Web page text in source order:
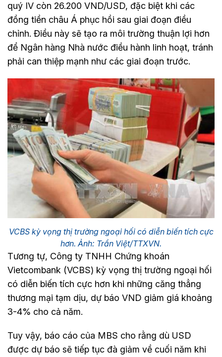
quý IV còn 26.200 VND/USD, đặc biệt khi các
đồng tiền châu Á phục hồi sau giai đoạn điều
chỉnh. Điều này sẽ tạo ra môi trường thuận lợi hơn
để Ngân hàng Nhà nước điều hành linh hoạt, tránh
phải can thiệp mạnh như các giai đoạn trước.
VCBS kỳ vọng thị trường ngoại hối có diễn biến tích cực
hơn. Ảnh: Trần Việt/TTXVN.
Tương tự, Công ty TNHH Chứng khoán
Vietcombank (VCBS) kỳ vọng thị trường ngoại hối
có diễn biến tích cực hơn khi những căng thẳng
thương mại tạm dịu, dự báo VND giảm giá khoảng
3-4% cho cả năm.
Tuy vậy, báo cáo của MBS cho rằng dù USD
được dự báo sẽ tiếp tục đà giảm về cuối năm khi